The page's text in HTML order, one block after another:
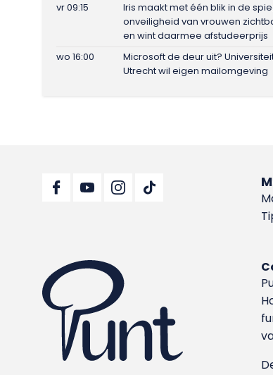
vr 09:15
Iris maakt met één blik in de
onveiligheid van vrouwen
en wint daarmee afstudeerprijs
wo 16:00
Microsoft de deur uit?
Utrecht wil eigen mailomgeving